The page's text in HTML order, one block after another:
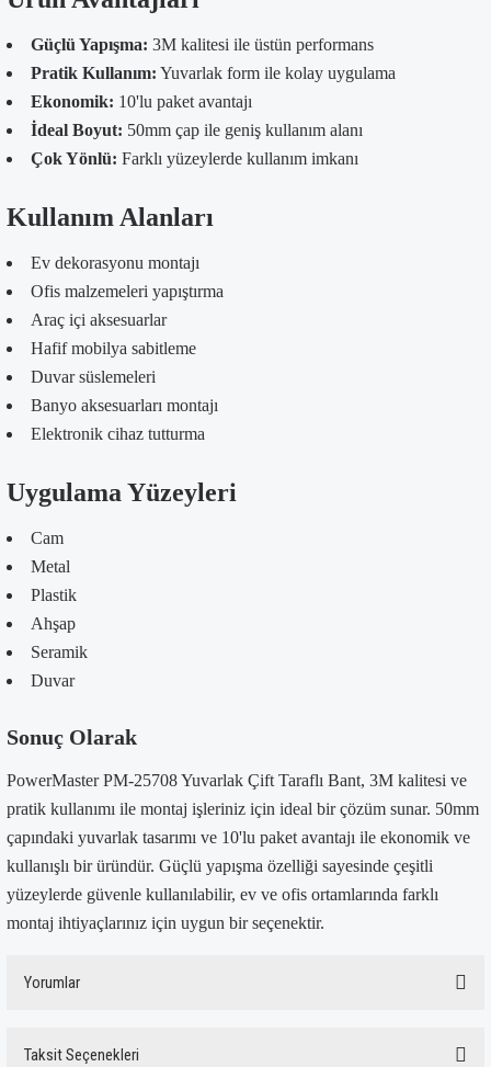
Güçlü Yapışma: 3M kalitesi ile üstün performans
Pratik Kullanım: Yuvarlak form ile kolay uygulama
Ekonomik: 10'lu paket avantajı
İdeal Boyut: 50mm çap ile geniş kullanım alanı
Çok Yönlü: Farklı yüzeylerde kullanım imkanı
Kullanım Alanları
Ev dekorasyonu montajı
Ofis malzemeleri yapıştırma
Araç içi aksesuarlar
Hafif mobilya sabitleme
Duvar süslemeleri
Banyo aksesuarları montajı
Elektronik cihaz tutturma
Uygulama Yüzeyleri
Cam
Metal
Plastik
Ahşap
Seramik
Duvar
Sonuç Olarak
PowerMaster PM-25708 Yuvarlak Çift Taraflı Bant, 3M kalitesi ve
pratik kullanımı ile montaj işleriniz için ideal bir çözüm sunar. 50mm
çapındaki yuvarlak tasarımı ve 10'lu paket avantajı ile ekonomik ve
kullanışlı bir üründür. Güçlü yapışma özelliği sayesinde çeşitli
yüzeylerde güvenle kullanılabilir, ev ve ofis ortamlarında farklı
montaj ihtiyaçlarınız için uygun bir seçenektir.
Yorumlar
Taksit Seçenekleri